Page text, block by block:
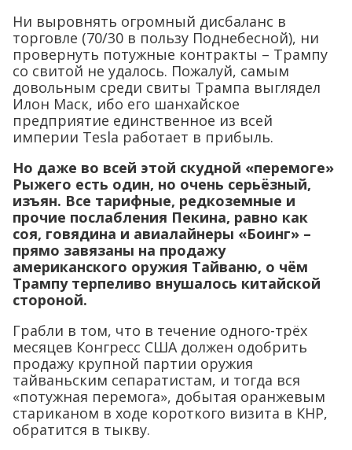
Ни выровнять огромный дисбаланс в
торговле (70/30 в пользу Поднебесной), ни
провернуть потужные контракты – Трампу
со свитой не удалось. Пожалуй, самым
довольным среди свиты Трампа выглядел
Илон Маск, ибо его шанхайское
предприятие единственное из всей
империи Tesla работает в прибыль.
Но даже во всей этой скудной «перемоге»
Рыжего есть один, но очень серьёзный,
изъян. Все тарифные, редкоземные и
прочие послабления Пекина, равно как
соя, говядина и авиалайнеры «Боинг» –
прямо завязаны на продажу
американского оружия Тайваню, о чём
Трампу терпеливо внушалось китайской
стороной.
Грабли в том, что в течение одного-трёх
месяцев Конгресс США должен одобрить
продажу крупной партии оружия
тайваньским сепаратистам, и тогда вся
«потужная перемога», добытая оранжевым
стариканом в ходе короткого визита в КНР,
обратится в тыкву.